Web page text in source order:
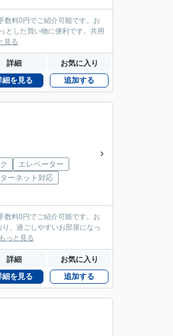
数料0円でご紹介可能です。お
とした買い物に便利です。共用
見る
詳細 お気に入り
細を見る 追加する
エレベーター
ーネット対応
数料0円でご紹介可能です。お
、過ごしやすいお部屋になっ
もっと見る
詳細 お気に入り
細を見る 追加する